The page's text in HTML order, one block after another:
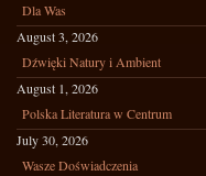
Dla Was
August 3, 2026
Dźwięki Natury i Ambient
August 1, 2026
Polska Literatura w Centrum
July 30, 2026
Wasze Doświadczenia